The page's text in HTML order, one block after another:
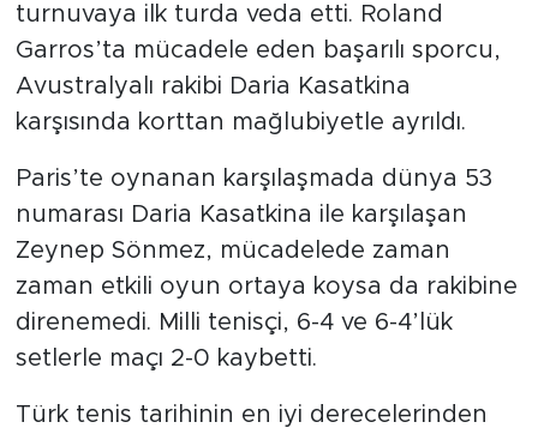
turnuvaya ilk turda veda etti. Roland
Garros’ta mücadele eden başarılı sporcu,
Avustralyalı rakibi Daria Kasatkina
karşısında korttan mağlubiyetle ayrıldı.
Paris’te oynanan karşılaşmada dünya 53
numarası Daria Kasatkina ile karşılaşan
Zeynep Sönmez, mücadelede zaman
zaman etkili oyun ortaya koysa da rakibine
direnemedi. Milli tenisçi, 6-4 ve 6-4’lük
setlerle maçı 2-0 kaybetti.
Türk tenis tarihinin en iyi derecelerinden